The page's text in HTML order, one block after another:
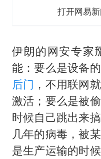
打开网易
伊朗的网安专家
能：要么是设备
后门 ，不用联网
激活；要么是被
时候自己跳出来
几年的病毒，被
是生产运输的时